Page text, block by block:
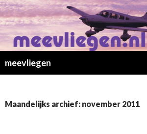
meevliegen
Maandelijks archief: november 2011